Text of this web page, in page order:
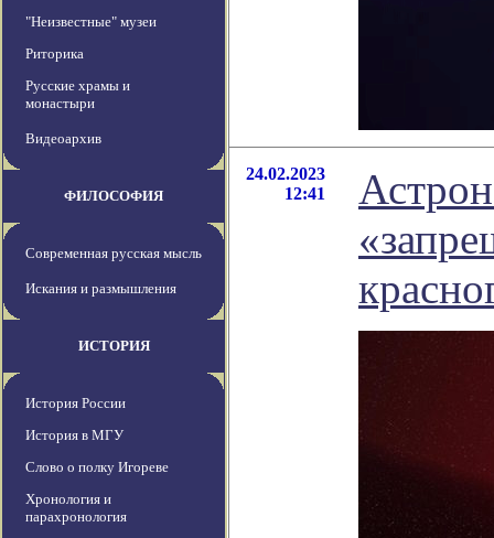
"Неизвестные" музеи
Риторика
Русские храмы и
монастыри
Видеоархив
ФИЛОСОФИЯ
Современная русская мысль
Искания и размышления
ИСТОРИЯ
История России
История в МГУ
Слово о полку Игореве
Хронология и
парахронология
24.02.2023
12:41